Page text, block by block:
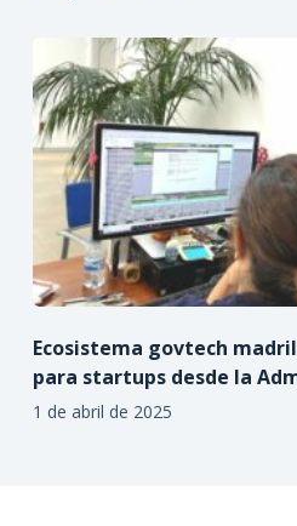
Ecosistema govtech
para startups desde la
1 de abril de 2025